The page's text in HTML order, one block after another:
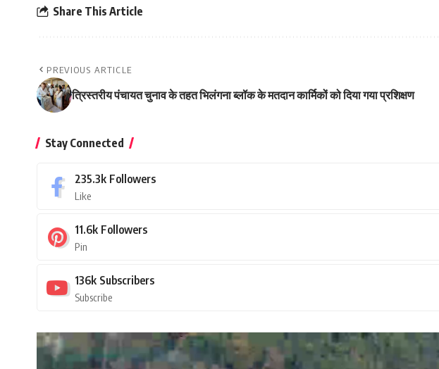
Share This Article
PREVIOUS ARTICLE
त्रिस्तरीय पंचायत चुनाव के तहत भिलंगना ब्लॉक के मतदान कार्मिकों को दिया गया प्रशिक्षण
Stay Connected
235.3k Followers
Like
11.6k Followers
Pin
136k Subscribers
Subscribe